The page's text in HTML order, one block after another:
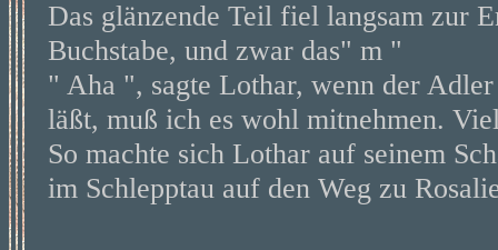
Das glänzende Teil fiel langsam zur
Buchstabe, und zwar das" m "
" Aha ", sagte Lothar, wenn der
läßt, muß ich es wohl mitnehmen.
So machte sich Lothar auf seinem
im Schlepptau auf den Weg zu